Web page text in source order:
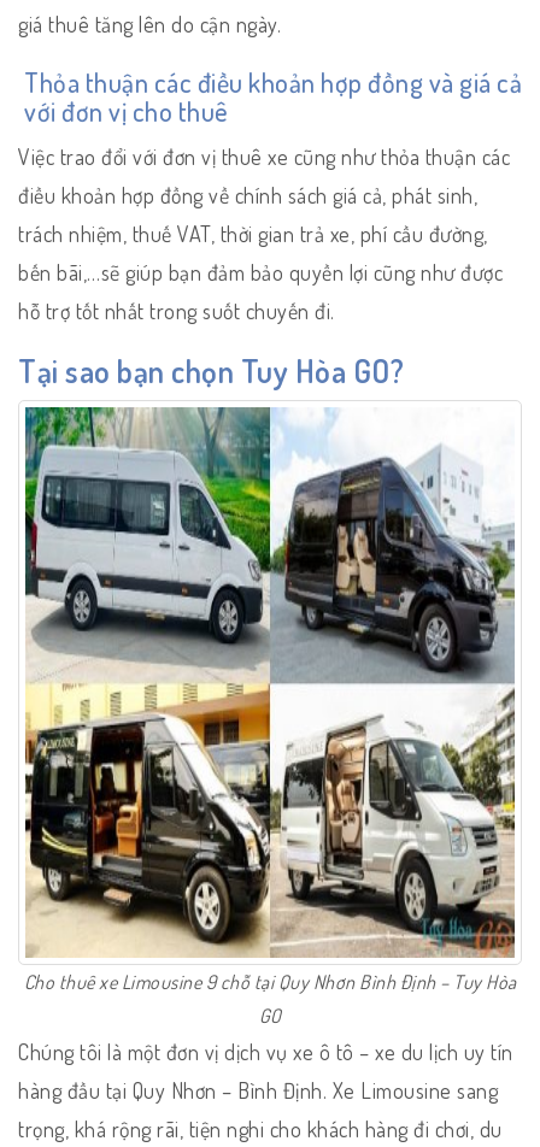
giá thuê tăng lên do cận ngày.
Thỏa thuận các điều khoản hợp đồng và giá cả
với đơn vị cho thuê
Việc trao đổi với đơn vị thuê xe cũng như thỏa thuận các
điều khoản hợp đồng về chính sách giá cả, phát sinh,
trách nhiệm, thuế VAT, thời gian trả xe, phí cầu đường,
bến bãi,…sẽ giúp bạn đảm bảo quyền lợi cũng như được
hỗ trợ tốt nhất trong suốt chuyến đi.
Tại sao bạn chọn Tuy Hòa GO?
Cho thuê xe Limousine 9 chỗ tại Quy Nhơn Bình Định – Tuy Hòa
GO
Chúng tôi là một đơn vị dịch vụ xe ô tô – xe du lịch uy tín
hàng đầu tại Quy Nhơn – Bình Định. Xe Limousine sang
trọng, khá rộng rãi, tiện nghi cho khách hàng đi chơi, du